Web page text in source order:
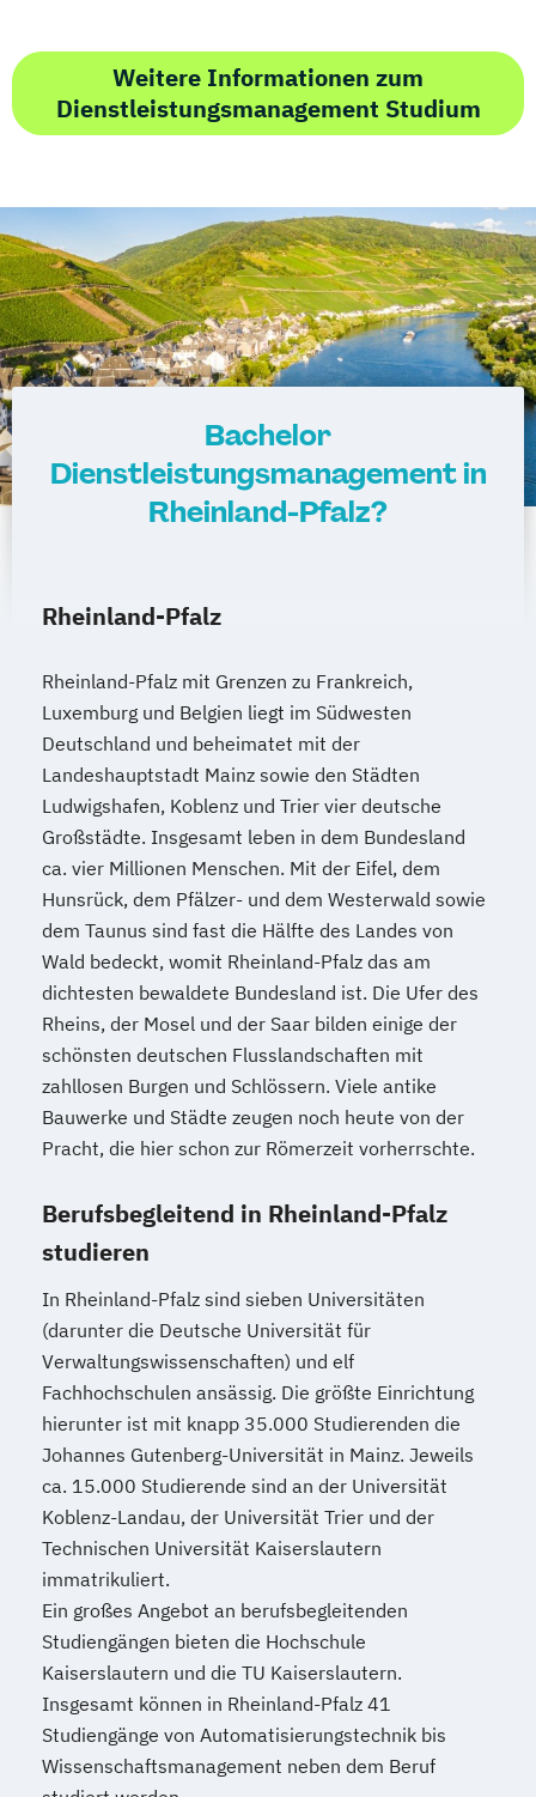
Weitere Informationen zum
Dienstleistungsmanagement Studium
Bachelor
Dienstleistungsmanagement in
Rheinland-Pfalz?
Rheinland-Pfalz
Rheinland-Pfalz mit Grenzen zu Frankreich,
Luxemburg und Belgien liegt im Südwesten
Deutschland und beheimatet mit der
Landeshauptstadt Mainz sowie den Städten
Ludwigshafen, Koblenz und Trier vier deutsche
Großstädte. Insgesamt leben in dem Bundesland
ca. vier Millionen Menschen. Mit der Eifel, dem
Hunsrück, dem Pfälzer- und dem Westerwald sowie
dem Taunus sind fast die Hälfte des Landes von
Wald bedeckt, womit Rheinland-Pfalz das am
dichtesten bewaldete Bundesland ist. Die Ufer des
Rheins, der Mosel und der Saar bilden einige der
schönsten deutschen Flusslandschaften mit
zahllosen Burgen und Schlössern. Viele antike
Bauwerke und Städte zeugen noch heute von der
Pracht, die hier schon zur Römerzeit vorherrschte.
Berufsbegleitend in Rheinland-Pfalz
studieren
In Rheinland-Pfalz sind sieben Universitäten
(darunter die Deutsche Universität für
Verwaltungswissenschaften) und elf
Fachhochschulen ansässig. Die größte Einrichtung
hierunter ist mit knapp 35.000 Studierenden die
Johannes Gutenberg-Universität in Mainz. Jeweils
ca. 15.000 Studierende sind an der Universität
Koblenz-Landau, der Universität Trier und der
Technischen Universität Kaiserslautern
immatrikuliert.
Ein großes Angebot an berufsbegleitenden
Studiengängen bieten die Hochschule
Kaiserslautern und die TU Kaiserslautern.
Insgesamt können in Rheinland-Pfalz 41
Studiengänge von Automatisierungstechnik bis
Wissenschaftsmanagement neben dem Beruf